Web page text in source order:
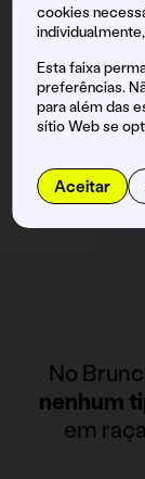
No
nenhum
em
cookies
Esta faixa
preferências.
para além das
sítio Web se
Aceitar